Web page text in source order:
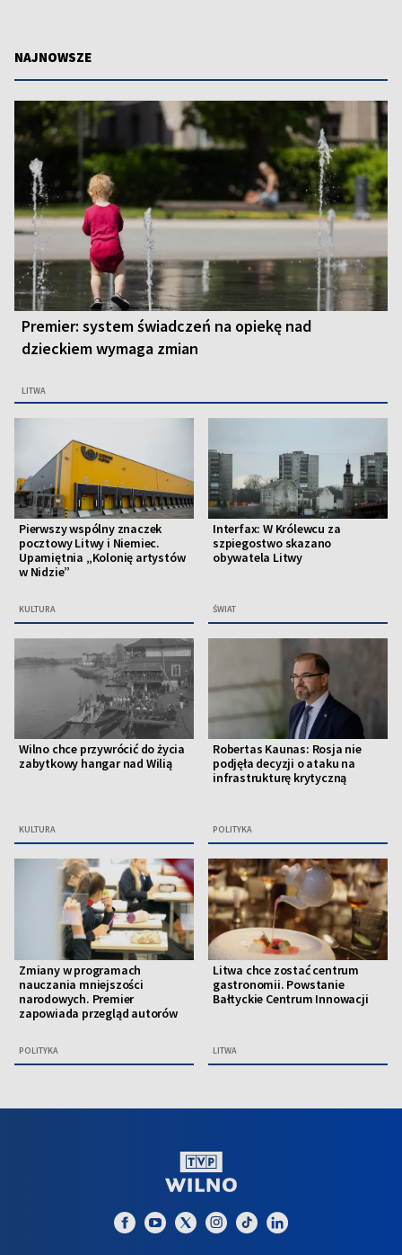
NAJNOWSZE
Premier: system świadczeń na opiekę nad
dzieckiem wymaga zmian
LITWA
Pierwszy wspólny znaczek
pocztowy Litwy i Niemiec.
Upamiętnia „Kolonię artystów
w Nidzie”
KULTURA
Interfax: W Królewcu za
szpiegostwo skazano
obywatela Litwy
ŚWIAT
Wilno chce przywrócić do życia
zabytkowy hangar nad Wilią
KULTURA
Robertas Kaunas: Rosja nie
podjęła decyzji o ataku na
infrastrukturę krytyczną
POLITYKA
Zmiany w programach
nauczania mniejszości
narodowych. Premier
zapowiada przegląd autorów
POLITYKA
Litwa chce zostać centrum
gastronomii. Powstanie
Bałtyckie Centrum Innowacji
LITWA